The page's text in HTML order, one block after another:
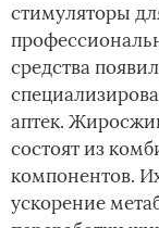
стимуляторы
средства
аптек.
состоят из
компонентов.
ускорение